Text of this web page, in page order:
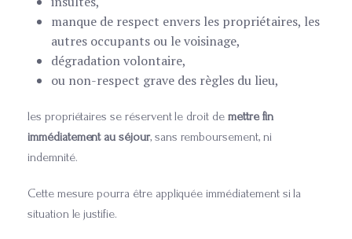
manque de respect envers les propriétaires, les
autres occupants ou le voisinage,
dégradation volontaire,
ou non-respect grave des règles du lieu,
les propriétaires se réservent le droit de mettre fin
immédiatement au séjour, sans remboursement, ni
indemnité.
Cette mesure pourra être appliquée immédiatement si la
situation le justifie.